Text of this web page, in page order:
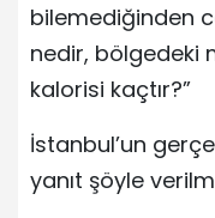
bilemediğinden
nedir, bölgedeki
kalorisi kaçtır?”
İstanbul’un
yanıt şöyle